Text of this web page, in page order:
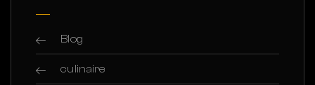
Blog
culinaire